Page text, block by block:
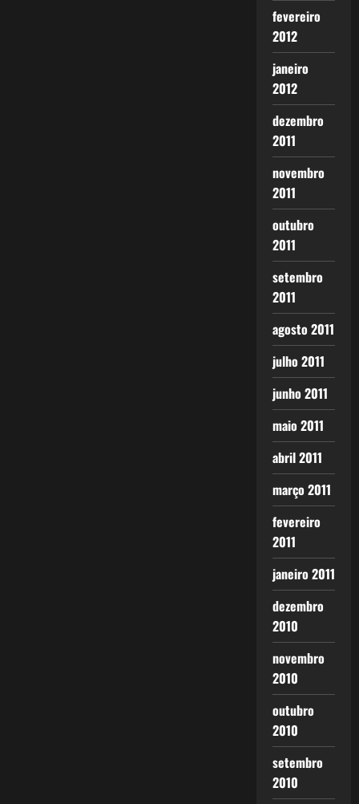
fevereiro
2012
janeiro
2012
dezembro
2011
novembro
2011
outubro
2011
setembro
2011
agosto 2011
julho 2011
junho 2011
maio 2011
abril 2011
março 2011
fevereiro
2011
janeiro 2011
dezembro
2010
novembro
2010
outubro
2010
setembro
2010